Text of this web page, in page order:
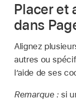
Placer et
dans
Alignez
autres ou
l’aide de ses
Remarque : si